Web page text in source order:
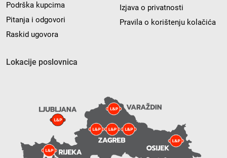
Podrška kupcima
Pitanja i odgovori
Raskid ugovora
Izjava o privatnosti
Pravila o korištenju kolačića
Lokacije poslovnica